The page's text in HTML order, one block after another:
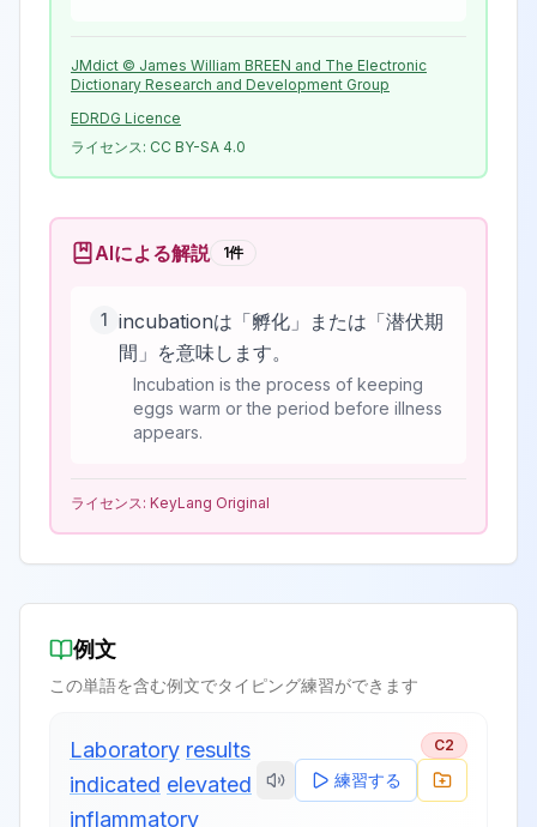
JMdict © James William BREEN and The Electronic
Dictionary Research and Development Group
EDRDG Licence
ライセンス: CC BY-SA 4.0
AIによる解説 1件
1 incubationは「孵化」または「潜伏期
間」を意味します。
Incubation is the process of keeping
eggs warm or the period before illness
appears.
ライセンス: KeyLang Original
例文
この単語を含む例文でタイピング練習ができます
Laboratory results
indicated elevated
inflammatory
C2
練習する